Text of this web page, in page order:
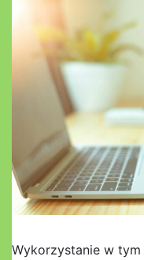
Wykorzystanie w